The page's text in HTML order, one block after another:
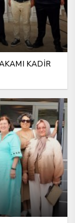
KADİR